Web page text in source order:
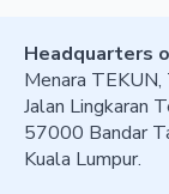
Headquarters
Menara
Jalan Lingkaran
57000 Bandar
Kuala Lumpur.